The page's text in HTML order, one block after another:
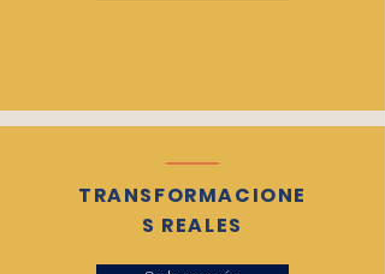
TRANSFORMACIONE
S REALES